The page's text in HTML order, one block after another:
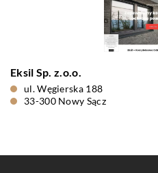
Eksil Sp. z.o.o.
ul. Węgierska 188
33-300 Nowy Sącz